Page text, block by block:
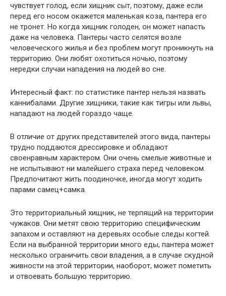
чувствует голод, если хищник сыт, поэтому, даже если
перед его носом окажется маленькая коза, пантера его
не тронет. Но когда хищник голоден, он может напасть
даже на человека. Пантеры часто селятся возле
человеческого жилья и без проблем могут проникнуть на
территорию. Они любят охотиться ночью, поэтому
нередки случаи нападения на людей во сне.
Интересный факт: по статистике пантер нельзя назвать
каннибалами. Другие хищники, такие как тигры или львы,
нападают на людей гораздо чаще.
В отличие от других представителей этого вида, пантеры
трудно поддаются дрессировке и обладают
своенравным характером. Они очень смелые животные и
не испытывают ни малейшего страха перед человеком.
Предпочитают жить поодиночке, иногда могут ходить
парами самец+самка.
Это территориальный хищник, не терпящий на территории
чужаков. Они метят свою территорию специфическим
запахом и оставляют на деревьях особые следы когтей.
Если на выбранной территории много еды, пантера может
несколько ограничить свои владения, а в случае скудной
живности на этой территории, наоборот, может пометить
и отвоевать большую территорию.